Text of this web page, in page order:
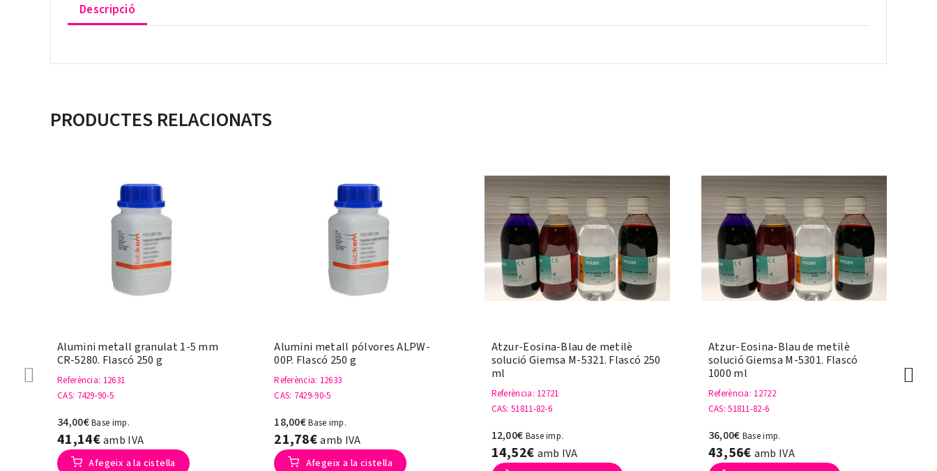
Descripció
PRODUCTES RELACIONATS
Alumini metall granulat 1-5 mm
CR-5280. Flascó 250 g
Referència: 12631
CAS: 7429-90-5
34,00€Base imp.
41,14€amb IVA
Afegeix a la cistella
Alumini metall pólvores ALPW-
00P. Flascó 250 g
Referència: 12633
CAS: 7429-90-5
18,00€Base imp.
21,78€amb IVA
Afegeix a la cistella
Atzur-Eosina-Blau de metilè
solució Giemsa M-5321. Flascó 250
ml
Referència: 12721
CAS: 51811-82-6
12,00€ Base imp.
14,52€ amb IVA
Atzur-Eosina-Blau de metilè
solució Giemsa M-5301. Flascó
1000 ml
Referència: 12722
CAS: 51811-82-6
36,00€ Base imp.
43,56€ amb IVA